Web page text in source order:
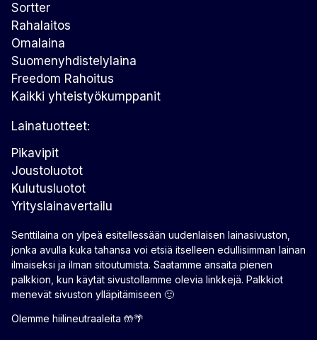
Sortter
Rahalaitos
Omalaina
Suomenyhdistelylaina
Freedom Rahoitus
Kaikki yhteistyökumppanit
Lainatuotteet:
Pikavipit
Joustoluotot
Kulutusluotot
Yrityslainavertailu
Senttilaina on ylpeä esitellessään uudenlaisen lainasivuston,
jonka avulla kuka tahansa voi etsiä itselleen edullisimman lainan
ilmaiseksi ja ilman sitoutumista. Saatamme ansaita pienen
palkkion, kun käytät sivustollamme olevia linkkejä. Palkkiot
menevät sivuston ylläpitämiseen 🙂
Olemme hiilineutraaleita 🤲🌴